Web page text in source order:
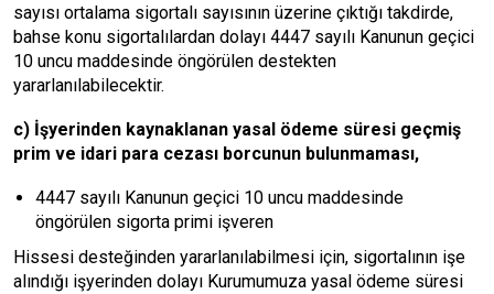
sayısı ortalama sigortalı sayısının üzerine çıktığı takdirde,
bahse konu sigortalılardan dolayı 4447 sayılı Kanunun geçici
10 uncu maddesinde öngörülen destekten
yararlanılabilecektir.
c) İşyerinden kaynaklanan yasal ödeme süresi geçmiş
prim ve idari para cezası borcunun bulunmaması,
4447 sayılı Kanunun geçici 10 uncu maddesinde
öngörülen sigorta primi işveren
Hissesi desteğinden yararlanılabilmesi için, sigortalının işe
alındığı işyerinden dolayı Kurumumuza yasal ödeme süresi